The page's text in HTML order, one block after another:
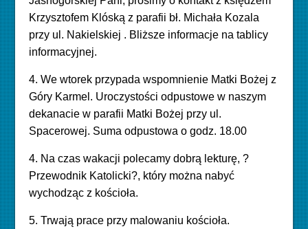
Krzysztofem Klóską z parafii bł. Michała Kozala
przy ul. Nakielskiej . Bliższe informacje na tablicy
informacyjnej.
4. We wtorek przypada wspomnienie Matki Bożej z
Góry Karmel. Uroczystości odpustowe w naszym
dekanacie w parafii Matki Bożej przy ul.
Spacerowej. Suma odpustowa o godz. 18.00
4. Na czas wakacji polecamy dobrą lekturę, ?
Przewodnik Katolicki?, który można nabyć
wychodząc z kościoła.
5. Trwają prace przy malowaniu kościoła.